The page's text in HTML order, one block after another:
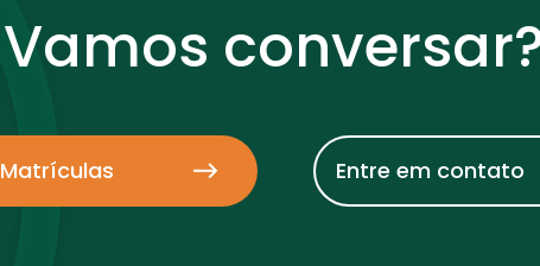
Vamos
Matrículas Entre em contato